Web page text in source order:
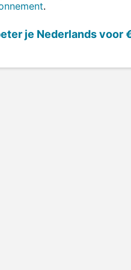
.
je Nederlands voor